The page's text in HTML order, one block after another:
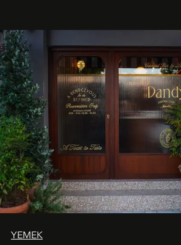
tematik gastronomi geceleri
Paylaşıma, lezzete ve müziğe
akşamlar, YAZ’ın sade lüks anlayışını
geceye taşıyarak her hafta farklı bir
YEMEK